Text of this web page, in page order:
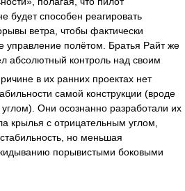
будет способен реагировать
ветра, чтобы фактически
управление полётом. Братья Райт же
абсолютный контроль над своим
в их ранних проектах нет
самой конструкции (вроде
Они осознанно разработали их
крылья с отрицательным углом,
но меньшая
порывистыми боковыми